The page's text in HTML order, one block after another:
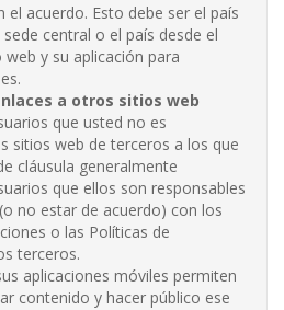
el acuerdo. Esto debe ser el país
central o el país desde el
y su aplicación para
a otros sitios web
que usted no es
sitios web de terceros a los que
cláusula generalmente
que ellos son responsables
no estar de acuerdo) con los
o las Políticas de
terceros.
aplicaciones móviles permiten
contenido y hacer público ese